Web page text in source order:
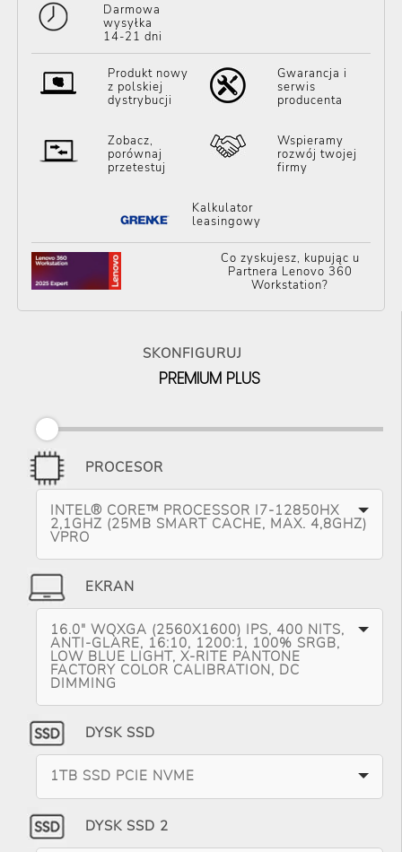
Darmowa
wysyłka
14-21 dni
Produkt nowy
z polskiej
dystrybucji
Gwarancja i
serwis
producenta
Zobacz,
porównaj
przetestuj
Wspieramy
rozwój twojej
firmy
Kalkulator
leasingowy
Co zyskujesz, kupując u
Partnera Lenovo 360
Workstation?
SKONFIGURUJ
PREMIUM PLUS
PROCESOR
INTEL® CORE™ PROCESSOR I7-12850HX
2,1GHZ (25MB SMART CACHE, MAX. 4,8GHZ)
VPRO
EKRAN
16.0" WQXGA (2560X1600) IPS, 400 NITS,
ANTI-GLARE, 16:10, 1200:1, 100% SRGB,
LOW BLUE LIGHT, X-RITE PANTONE
FACTORY COLOR CALIBRATION, DC
DIMMING
DYSK SSD
1TB SSD PCIE NVME
DYSK SSD 2